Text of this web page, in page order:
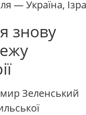
— Україна,
знову
Зеленський